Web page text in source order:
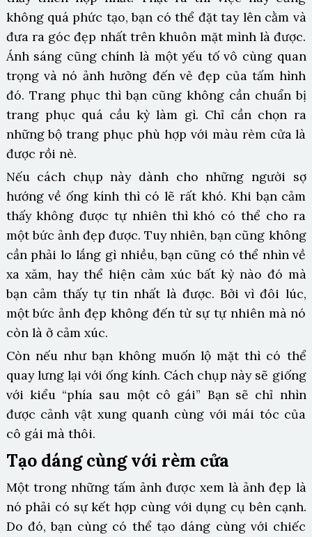
không quá phức tạo, bạn có thể đặt tay lên cằm và
đưa ra góc đẹp nhất trên khuôn mặt mình là được.
Ánh sáng cũng chính là một yếu tố vô cùng quan
trọng và nó ảnh hưởng đến vẻ đẹp của tấm hình
đó. Trang phục thì bạn cũng không cần chuẩn bị
trang phục quá cầu kỳ làm gì. Chỉ cần chọn ra
những bộ trang phục phù hợp với màu rèm cửa là
được rồi nè.
Nếu cách chụp này dành cho những người sợ
hướng về ống kính thì có lẽ rất khó. Khi bạn cảm
thấy không được tự nhiên thì khó có thể cho ra
một bức ảnh đẹp được. Tuy nhiên, bạn cũng không
cần phải lo lắng gì nhiều, bạn cũng có thể nhìn về
xa xăm, hay thể hiện cảm xúc bất kỳ nào đó mà
bạn cảm thấy tự tin nhất là được. Bởi vì đôi lúc,
một bức ảnh đẹp không đến từ sự tự nhiên mà nó
còn là ở cảm xúc.
Còn nếu như bạn không muốn lộ mặt thì có thể
quay lưng lại với ống kính. Cách chụp này sẽ giống
với kiểu “phía sau một cô gái” Bạn sẽ chỉ nhìn
được cảnh vật xung quanh cùng với mái tóc của
cô gái mà thôi.
Tạo dáng cùng với rèm cửa
Một trong những tấm ảnh được xem là ảnh đẹp là
nó phải có sự kết hợp cùng với dụng cụ bên cạnh.
Do đó, bạn cùng có thể tạo dáng cùng với chiếc